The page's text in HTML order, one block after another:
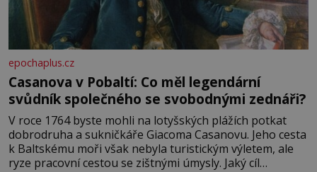
epochaplus.cz
Casanova v Pobaltí: Co měl legendární
svůdník společného se svobodnými zednáři?
V roce 1764 byste mohli na lotyšských plážích potkat
dobrodruha a sukničkáře Giacoma Casanovu. Jeho cesta
k Baltskému moři však nebyla turistickým výletem, ale
ryze pracovní cestou se zištnými úmysly. Jaký cíl